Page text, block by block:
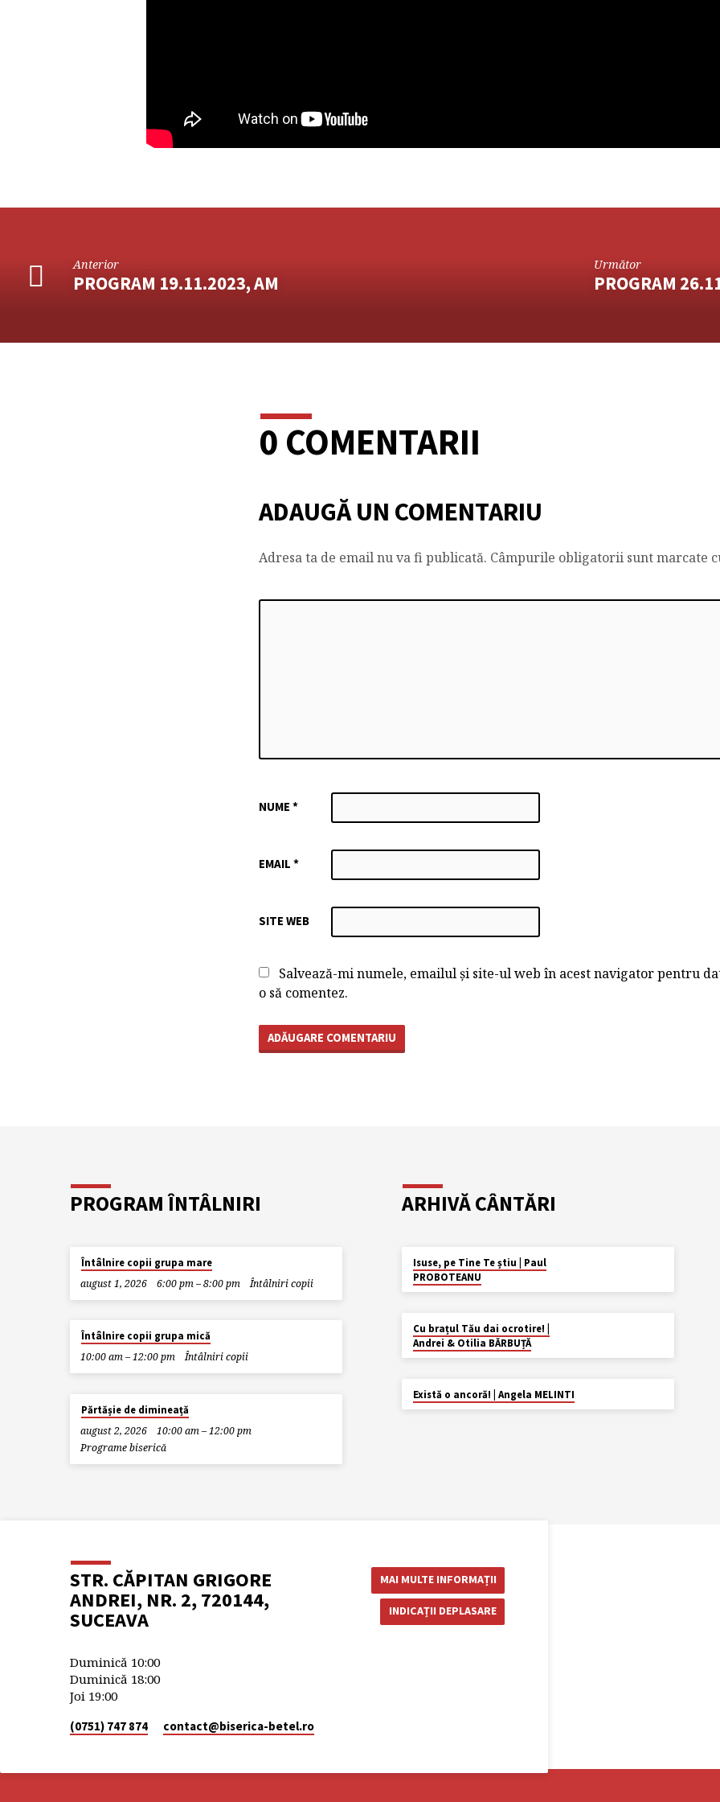
Anterior
PROGRAM 19.11.2023, AM
Următor
PROGRAM
0 COMENTARII
ADAUGĂ UN COMENTARIU
Adresa ta de email nu va fi publicată. Câmpurile obligatorii sunt marcate
NUME *
EMAIL *
SITE WEB
Salvează-mi numele, emailul și site-ul web în acest navigator pentru
o să comentez.
PROGRAM ÎNTÂLNIRI
Întâlnire copii grupa mare
august 1, 2026
6:00 pm – 8:00 pm Întâlniri copii
MÂINE
Întâlnire copii grupa mică
10:00 am – 12:00 pm
Întâlniri copii
Părtășie de dimineață
august 2, 2026
10:00 am – 12:00 pm
Programe biserică
ARHIVĂ CÂNTĂRI
Isuse, pe Tine Te știu | Paul
PROBOTEANU
Cu brațul Tău dai ocrotire! |
Andrei & Otilia BĂRBUȚĂ
Există o ancoră! | Angela MELINTI
STR. CĂPITAN GRIGORE
ANDREI, NR. 2, 720144,
SUCEAVA
MAI MULTE INFORMAȚII
INDICAȚII DEPLASARE
Duminică 10:00
Duminică 18:00
Joi 19:00
(0751) 747 874 contact​@biserica-betel.ro